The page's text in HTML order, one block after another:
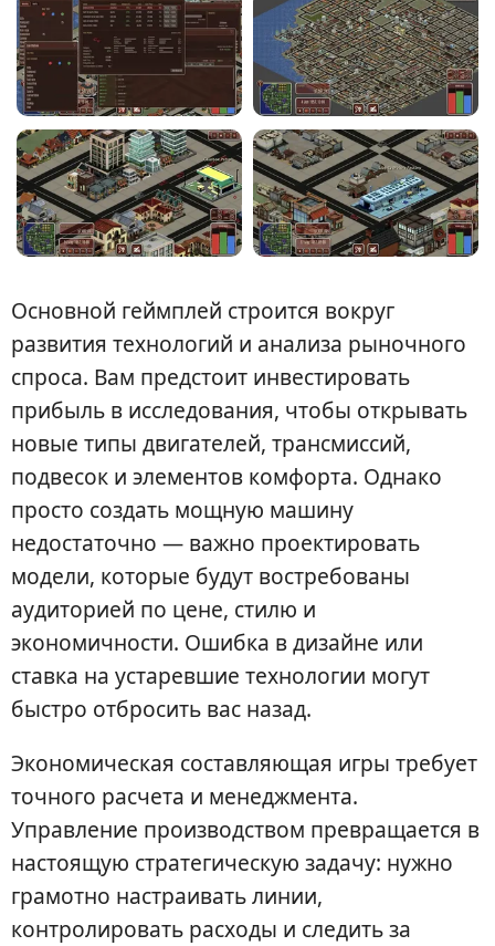
Основной геймплей строится вокруг
развития технологий и анализа рыночного
спроса. Вам предстоит инвестировать
прибыль в исследования, чтобы открывать
новые типы двигателей, трансмиссий,
подвесок и элементов комфорта. Однако
просто создать мощную машину
недостаточно — важно проектировать
модели, которые будут востребованы
аудиторией по цене, стилю и
экономичности. Ошибка в дизайне или
ставка на устаревшие технологии могут
быстро отбросить вас назад.
Экономическая составляющая игры требует
точного расчета и менеджмента.
Управление производством превращается в
настоящую стратегическую задачу: нужно
грамотно настраивать линии,
контролировать расходы и следить за